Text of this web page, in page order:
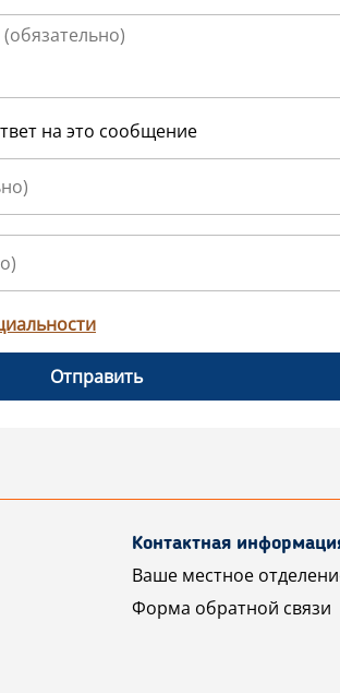
на это сообщение
Отправить
Контактная
Ваше местное
Форма обратной связи